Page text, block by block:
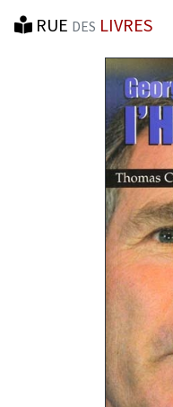
RUE DES LIVRES